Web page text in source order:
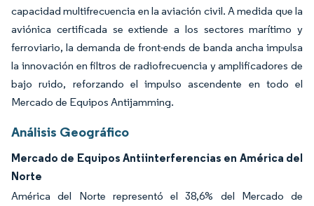
capacidad multifrecuencia en la aviación civil. A medida que la
aviónica certificada se extiende a los sectores marítimo y
ferroviario, la demanda de front-ends de banda ancha impulsa
la innovación en filtros de radiofrecuencia y amplificadores de
bajo ruido, reforzando el impulso ascendente en todo el
Mercado de Equipos Antijamming.
Análisis Geográfico
Mercado de Equipos Antiinterferencias en América del
Norte
América del Norte representó el 38,6% del Mercado de